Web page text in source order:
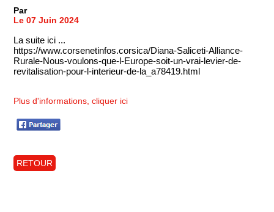
Par
Le 07 Juin 2024
La suite ici ...
https://www.corsenetinfos.corsica/Diana-Saliceti-Alliance-
Rurale-Nous-voulons-que-l-Europe-soit-un-vrai-levier-de-
revitalisation-pour-l-interieur-de-la_a78419.html
Plus d'informations, cliquer ici
RETOUR